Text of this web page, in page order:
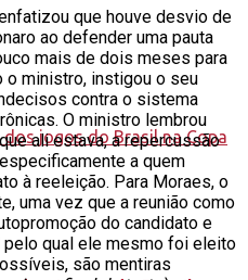
que houve desvio de
ao defender uma pauta
mais de dois meses para
o ministro, instigou o seu
contra o sistema
O ministro lembrou
ali estava, a repercussão
a quem
à reeleição. Para Moraes, o
uma vez que a reunião como
do candidato e
qual ele mesmo foi eleito
são mentiras